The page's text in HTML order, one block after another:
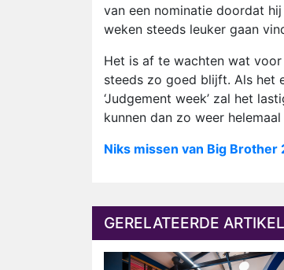
van een nominatie doordat
weken steeds leuker gaan
Het is af te wachten wat
steeds zo goed blijft. Als het
‘Judgement week’ zal het
kunnen dan zo weer
Niks missen van Big
GERELATEERDE